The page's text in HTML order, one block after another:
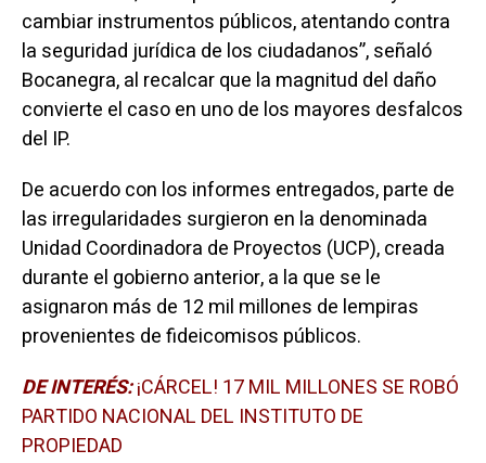
cambiar instrumentos públicos, atentando contra
la seguridad jurídica de los ciudadanos”, señaló
Bocanegra, al recalcar que la magnitud del daño
convierte el caso en uno de los mayores desfalcos
del IP.
De acuerdo con los informes entregados, parte de
las irregularidades surgieron en la denominada
Unidad Coordinadora de Proyectos (UCP), creada
durante el gobierno anterior, a la que se le
asignaron más de 12 mil millones de lempiras
provenientes de fideicomisos públicos.
DE INTERÉS:¡CÁRCEL! 17 MIL MILLONES SE ROBÓ
PARTIDO NACIONAL DEL INSTITUTO DE
PROPIEDAD